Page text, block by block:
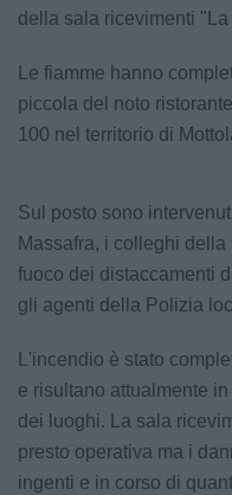
della sala ricevimenti
Le fiamme hanno
piccola del noto
100 nel territorio di
Sul posto sono
Massafra, i colleghi
fuoco dei distaccamenti
gli agenti della Polizia
L'incendio è stato
e risultano attualmente
dei luoghi. La sala
presto operativa ma i
ingenti e in corso di